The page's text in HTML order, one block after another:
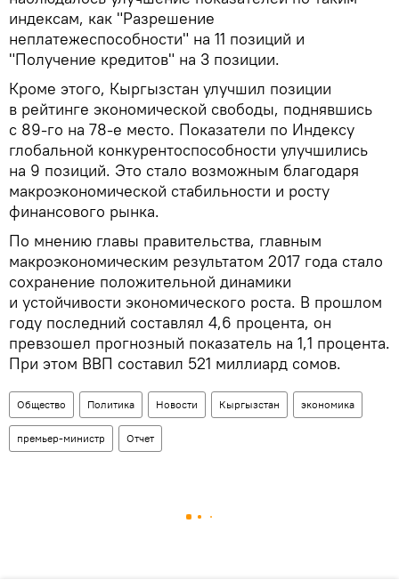
индексам, как "Разрешение
неплатежеспособности" на 11 позиций и
"Получение кредитов" на 3 позиции.
Кроме этого, Кыргызстан улучшил позиции
в рейтинге экономической свободы, поднявшись
с 89-го на 78-е место. Показатели по Индексу
глобальной конкурентоспособности улучшились
на 9 позиций. Это стало возможным благодаря
макроэкономической стабильности и росту
финансового рынка.
По мнению главы правительства, главным
макроэкономическим результатом 2017 года стало
сохранение положительной динамики
и устойчивости экономического роста. В прошлом
году последний составлял 4,6 процента, он
превзошел прогнозный показатель на 1,1 процента.
При этом ВВП составил 521 миллиард сомов.
Общество Политика Новости Кыргызстан экономика
премьер-министр Отчет